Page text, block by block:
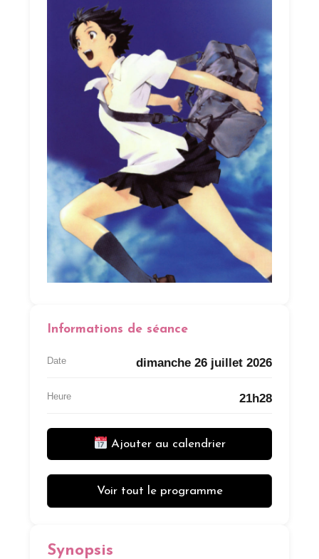
Informations de séance
Date dimanche 26 juillet 2026
Heure 21h28
Ajouter au calendrier
Voir tout le programme
Synopsis